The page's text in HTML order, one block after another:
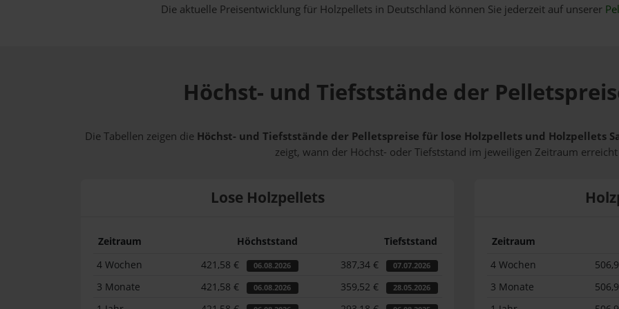
Die aktuelle Preisentwicklung für Holzpellets in Deutschland können Sie jederzeit auf unserer
Höchst- und Tiefststände der
Die Tabellen zeigen die Höchst- und Tiefststände der Pelletspreise für lose Holzpellets und Holzpellets
zeigt, wann der Höchst- oder Tiefststand im jeweiligen Zeitraum
Lose Holzpellets
Zeitraum Höchststand
Tiefststand
4 Wochen
421,58 € 06.08.2026 387,34 € 07.07.2026
3 Monate 421,58 € 06.08.2026 359,52 € 28.05.2026
Zeitraum
4 Wochen
3 Monate